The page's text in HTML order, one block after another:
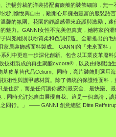
流暢剪裁的洋裝搭配窗簾般的裝飾細節，無一
到愉悅與自由，敞開心扉擁抱豐富的服裝語
馨的氛圍。花園的靜謐感帶來庇護與激勵，迷
魅力。GANNI女性不完美但真實，她將家的溫
與兜帽則以粉質柔和色調打造。全新推出的毛
家居裝飾感面料製成。 GANNI的「未來面料」
列中更進一步深化創新。包含以工業皮革廢
技術製成的再生聚酯cycora®，以及由橄欖油
皮革替代品Celium。同時，亮片裝飾則選用
術性與護甲感材質。除了傳統的保護性面料
住所，而是任何讓你感到最安全、最快樂、最
同時允許她自由展現自我。這是一個邀請，讓
同行。」 —— GANNI 創意總監 Ditte Reffstrup